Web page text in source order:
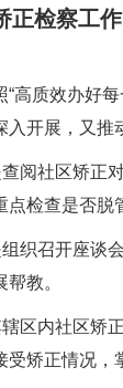
正检察工
质效办好每
开展，又推
社区矫正对
检查是否脱
召开座谈
教。
内社区矫正
矫正情况，